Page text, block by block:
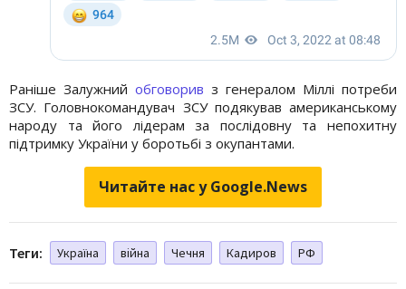
Раніше Залужний обговорив з генералом Міллі потреби
ЗСУ. Головнокомандувач ЗСУ подякував американському
народу та його лідерам за послідовну та непохитну
підтримку України у боротьбі з окупантами.
Читайте нас у Google.News
Теги: Україна війна Чечня Кадиров РФ